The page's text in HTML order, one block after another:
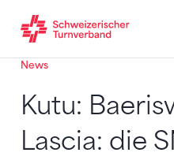
Zum Inhalt springen
Zur Sitemap navigieren
Zum Navigieren dieser
News
Kutu:
Lascia: die